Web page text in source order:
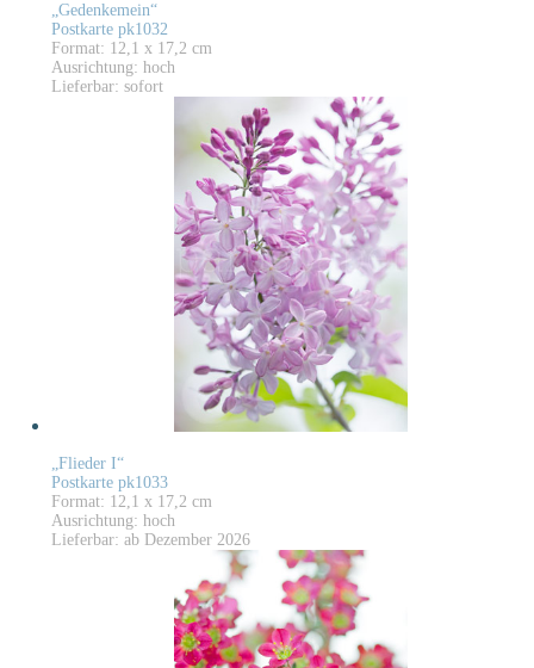
„Gedenkemein“
Postkarte pk1032
Format: 12,1 x 17,2 cm
Ausrichtung: hoch
Lieferbar: sofort
„Flieder I“
Postkarte pk1033
Format: 12,1 x 17,2 cm
Ausrichtung: hoch
Lieferbar: ab Dezember 2026